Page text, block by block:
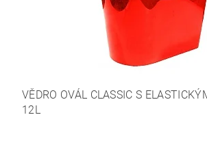
VĚDRO OVÁL CLASSIC S
12L